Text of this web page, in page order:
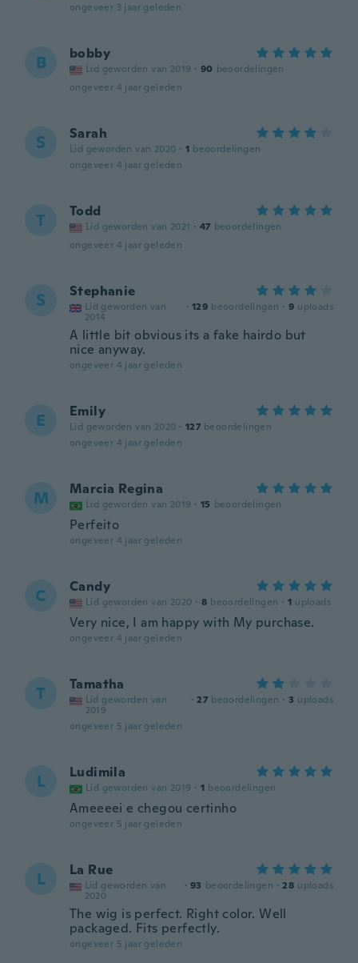
ongeveer 3 jaar geleden
B bobby
Lid geworden van 2019 · 90 beoordelingen
ongeveer 4 jaar geleden
S Sarah
Lid geworden van 2020 · 1 beoordelingen
ongeveer 4 jaar geleden
T Todd
Lid geworden van 2021 · 47 beoordelingen
ongeveer 4 jaar geleden
S Stephanie
Lid geworden van
2014
· 129 beoordelingen · 9 uploads
A little bit obvious its a fake hairdo but
nice anyway.
ongeveer 4 jaar geleden
E Emily
Lid geworden van 2020 · 127 beoordelingen
ongeveer 4 jaar geleden
M Marcia Regina
Lid geworden van 2019 · 15 beoordelingen
Perfeito
ongeveer 4 jaar geleden
C Candy
Lid geworden van 2020 · 8 beoordelingen · 1 uploads
Very nice, I am happy with My purchase.
ongeveer 4 jaar geleden
T Tamatha
Lid geworden van
2019
· 27 beoordelingen · 3 uploads
ongeveer 5 jaar geleden
L Ludimila
Lid geworden van 2019 · 1 beoordelingen
Ameeeei e chegou certinho
ongeveer 5 jaar geleden
L La Rue
Lid geworden van
2020
· 93 beoordelingen · 28 uploads
The wig is perfect. Right color. Well
packaged. Fits perfectly.
ongeveer 5 jaar geleden